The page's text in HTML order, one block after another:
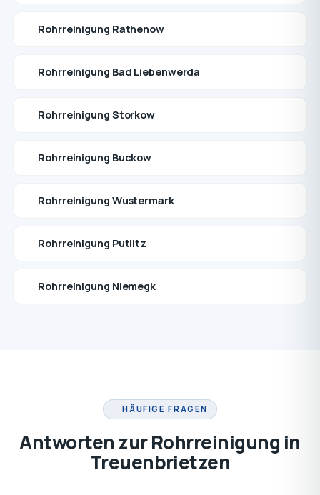
Rohrreinigung Rathenow
Rohrreinigung Bad Liebenwerda
Rohrreinigung Storkow
Rohrreinigung Buckow
Rohrreinigung Wustermark
Rohrreinigung Putlitz
Rohrreinigung Niemegk
HÄUFIGE FRAGEN
Antworten zur Rohrreinigung in
Treuenbrietzen